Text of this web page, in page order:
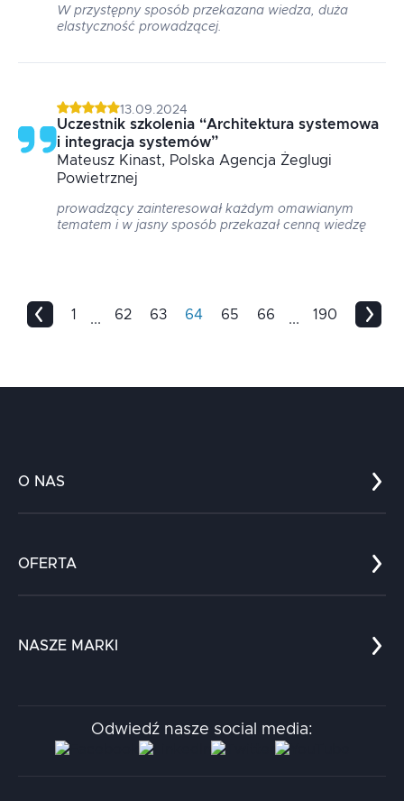
W przystępny sposób przekazana wiedza, duża
elastyczność prowadzącej.
13.09.2024
Uczestnik szkolenia “Architektura systemowa
i integracja systemów”
Mateusz Kinast, Polska Agencja Żeglugi
Powietrznej
prowadzący zainteresował każdym omawianym
tematem i w jasny sposób przekazał cenną wiedzę
1 ... 62 63 64 65 66 ... 190
O NAS
Kariera
Kontakt
OFERTA
Chatboty
NASZE MARKI
Aidapta
AI & NLP Day
Odwiedź nasze social media: